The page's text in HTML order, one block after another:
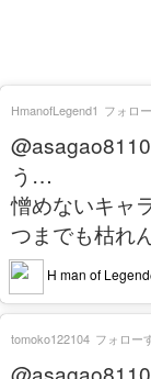
う…
憎めないキャ
つまでも枯れ
H man of
HmanofLegend1 フォロ
tomoko122104 フォロー